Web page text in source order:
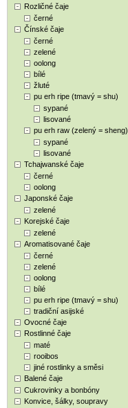
Rozličné čaje
černé
Čínské čaje
černé
zelené
oolong
bílé
žluté
pu erh ripe (tmavý = shu)
sypané
lisované
pu erh raw (zelený = sheng)
sypané
lisované
Tchajwanské čaje
černé
oolong
Japonské čaje
zelené
Korejské čaje
zelené
Aromatisované čaje
černé
zelené
oolong
bílé
pu erh ripe (tmavý = shu)
tradiční asijské
Ovocné čaje
Rostlinné čaje
maté
rooibos
jiné rostlinky a směsi
Balené čaje
Cukrovinky a bonbóny
Konvice, šálky, soupravy